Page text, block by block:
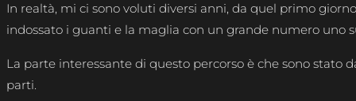
In realtà, mi ci sono voluti diversi anni, da quel primo
indossato i guanti e la maglia con un grande numero uno
La parte interessante di questo percorso è che sono stato
parti.